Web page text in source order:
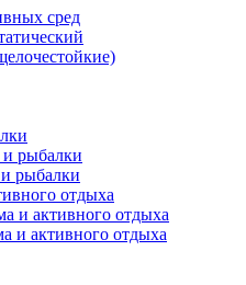
сред
и рыбалки
рыбалки
отдыха
и активного отдыха
и активного отдыха